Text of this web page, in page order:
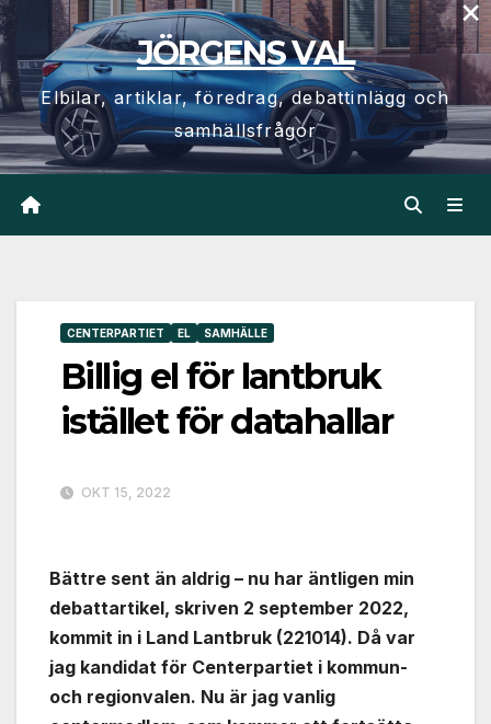
Hoppa
till
innehåll
JÖRGENS VAL
Elbilar, artiklar, föredrag, debattinlägg och
samhällsfrågor
CENTERPARTIET EL SAMHÄLLE
Billig el för lantbruk
istället för datahallar
OKT 15, 2022
Bättre sent än aldrig – nu har äntligen min
debattartikel, skriven 2 september 2022,
kommit in i Land Lantbruk (221014). Då var
jag kandidat för Centerpartiet i kommun-
och regionvalen. Nu är jag vanlig
×